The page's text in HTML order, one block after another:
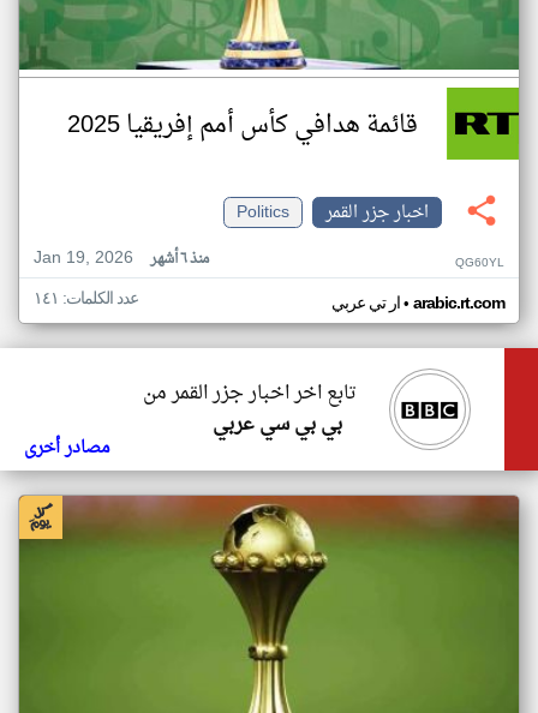
قائمة هدافي كأس أمم إفريقيا 2025
اخبار جزر القمر
Politics
Jan 19, 2026
منذ ٦ أشهر QG60YL
ار تي عربي• arabic.rt.com عدد الكلمات: ١٤١
تابع اخر اخبار جزر القمر من
بي بي سي عربي
مصادر أخرى